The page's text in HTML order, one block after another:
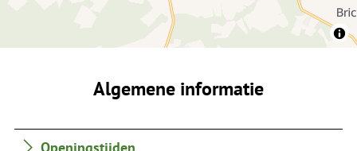
Algemene informatie
Openingstijden